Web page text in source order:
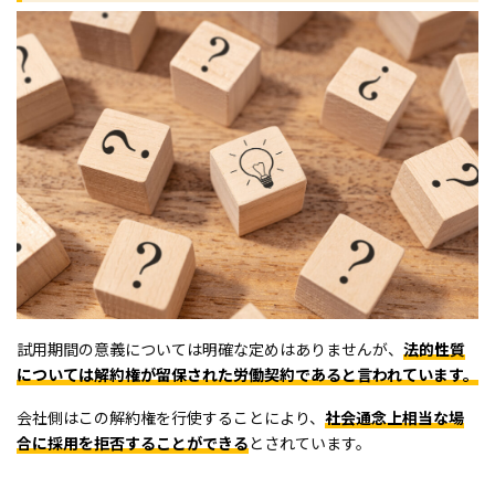
試用期間の意義については明確な定めはありませんが、 法的性質
については解約権が留保された労働契約であると言われています。
会社側はこの解約権を行使することにより、 社会通念上相当な場
合に採用を拒否することができるとされています。